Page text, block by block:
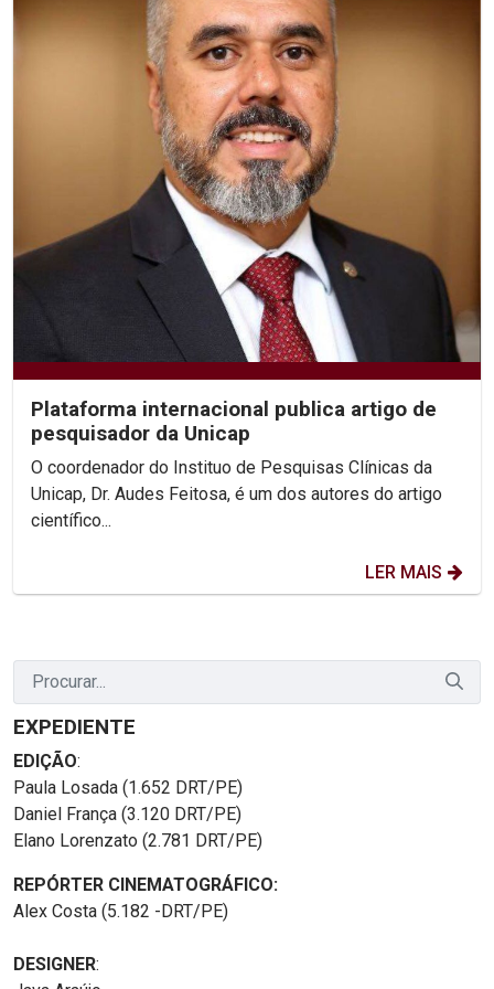
Plataforma internacional publica artigo de
pesquisador da Unicap
O coordenador do Instituo de Pesquisas Clínicas da
Unicap, Dr. Audes Feitosa, é um dos autores do artigo
científico...
LER MAIS
EXPEDIENTE
EDIÇÃO:
Paula Losada (1.652 DRT/PE)
Daniel França (3.120 DRT/PE)
Elano Lorenzato (2.781 DRT/PE)
REPÓRTER CINEMATOGRÁFICO:
Alex Costa (5.182 -DRT/PE)
DESIGNER: